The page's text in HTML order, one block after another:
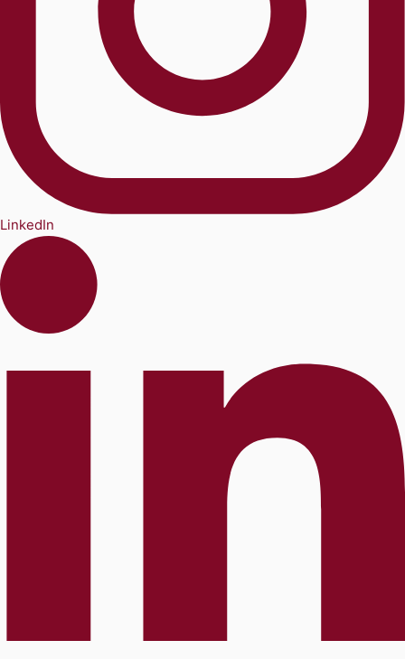
LinkedIn